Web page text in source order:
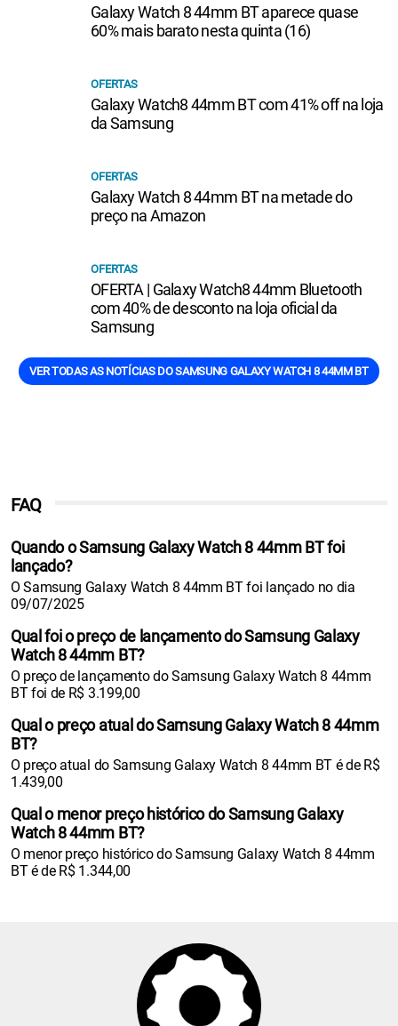
Galaxy Watch 8 44mm BT aparece quase
60% mais barato nesta quinta (16)
OFERTAS
Galaxy Watch8 44mm BT com 41% off na loja
da Samsung
OFERTAS
Galaxy Watch 8 44mm BT na metade do
preço na Amazon
OFERTAS
OFERTA | Galaxy Watch8 44mm Bluetooth
com 40% de desconto na loja oficial da
Samsung
VER TODAS AS NOTÍCIAS DO SAMSUNG GALAXY WATCH 8 44MM BT
FAQ
Quando o Samsung Galaxy Watch 8 44mm BT foi
lançado?
O Samsung Galaxy Watch 8 44mm BT foi lançado no dia
09/07/2025
Qual foi o preço de lançamento do Samsung Galaxy
Watch 8 44mm BT?
O preço de lançamento do Samsung Galaxy Watch 8 44mm
BT foi de R$ 3.199,00
Qual o preço atual do Samsung Galaxy Watch 8 44mm
BT?
O preço atual do Samsung Galaxy Watch 8 44mm BT é de R$
1.439,00
Qual o menor preço histórico do Samsung Galaxy
Watch 8 44mm BT?
O menor preço histórico do Samsung Galaxy Watch 8 44mm
BT é de R$ 1.344,00